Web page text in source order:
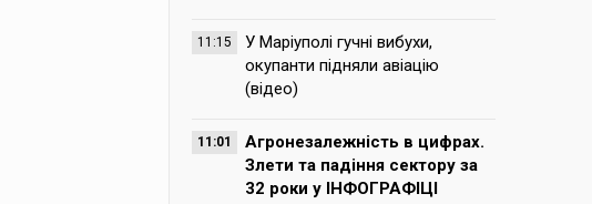
11:15
У Маріуполі гучні вибухи,
окупанти підняли авіацію
(відео)
11:01
Агронезалежність в цифрах.
Злети та падіння сектору за
32 роки у ІНФОГРАФІЦІ